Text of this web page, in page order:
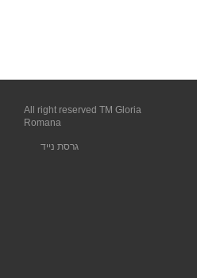
All right reserved TM Gloria
Romana
גרסת נייד